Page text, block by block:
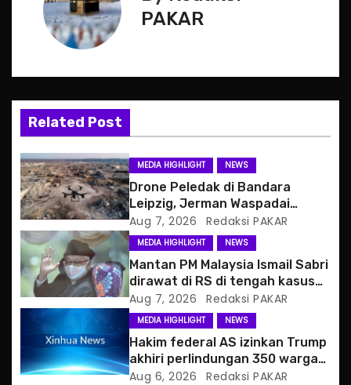
v
g
a
t
i
o
n
PAKAR
Related Post
MEDIA HIGHLIGHT NEWS
Drone Peledak di Bandara
Leipzig, Jerman Waspadai
Serangan Hibrida Rusia
Aug 7, 2026 Redaksi PAKAR
MEDIA HIGHLIGHT NEWS
Mantan PM Malaysia Ismail Sabri
dirawat di RS di tengah kasus
hukum
Aug 7, 2026 Redaksi PAKAR
MEDIA HIGHLIGHT NEWS
Hakim federal AS izinkan Trump
akhiri perlindungan 350 warga
Haiti
Aug 6, 2026 Redaksi PAKAR